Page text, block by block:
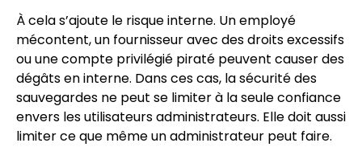
À cela s’ajoute le risque interne. Un employé
mécontent, un fournisseur avec des droits excessifs
ou une compte privilégié piraté peuvent causer des
dégâts en interne. Dans ces cas, la sécurité des
sauvegardes ne peut se limiter à la seule confiance
envers les utilisateurs administrateurs. Elle doit aussi
limiter ce que même un administrateur peut faire.